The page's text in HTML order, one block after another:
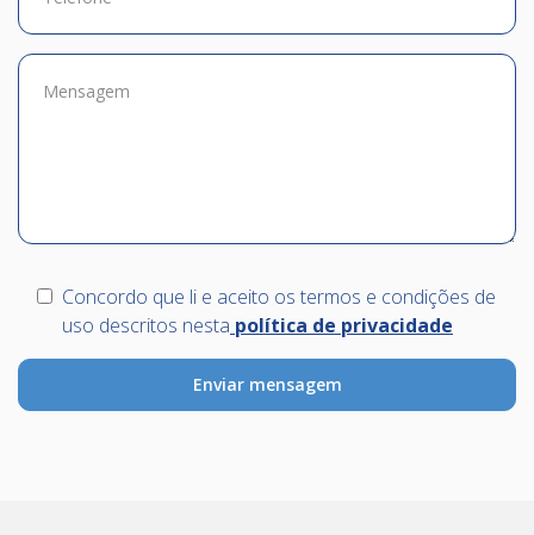
Concordo que li e aceito os termos e condições de
uso descritos nesta política de privacidade